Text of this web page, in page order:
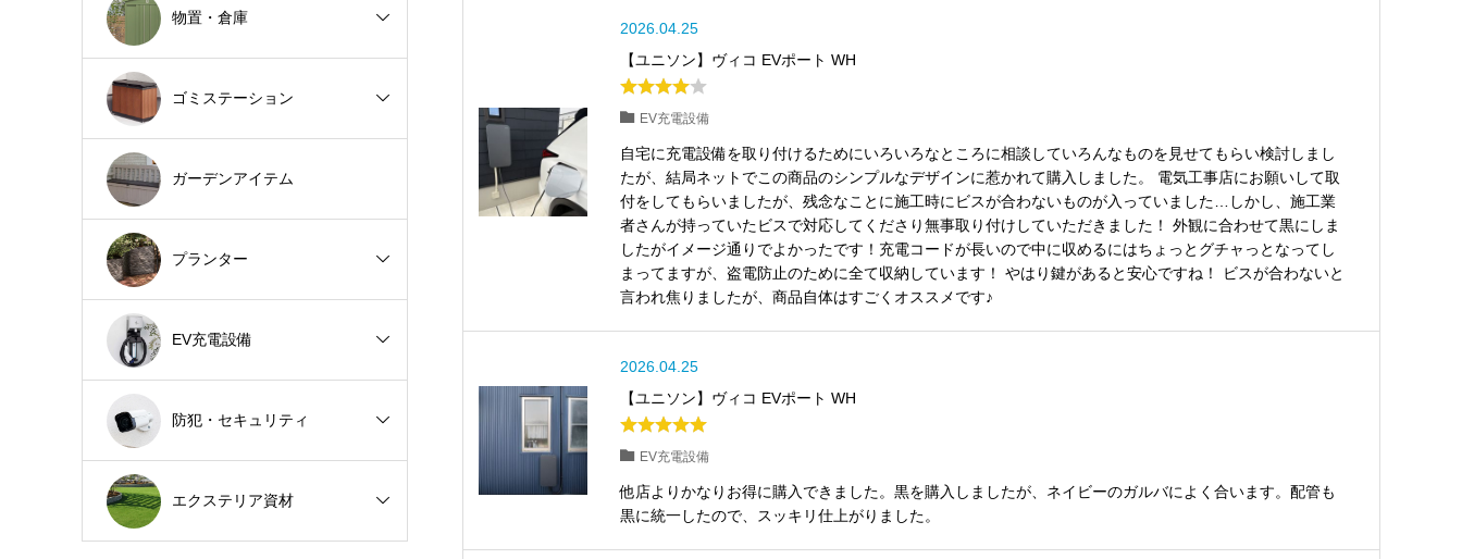
2026.04.25
【ユニソン】ヴィコ EVポート WH
EV充電設備
自宅に充電設備を取り付けるためにいろいろなところに相談していろんなものを見せてもらい検討しまし
たが、結局ネットでこの商品のシンプルなデザインに惹かれて購入しました。 電気工事店にお願いして取
付をしてもらいましたが、残念なことに施工時にビスが合わないものが入っていました…しかし、施工業
者さんが持っていたビスで対応してくださり無事取り付けしていただきました！ 外観に合わせて黒にしま
したがイメージ通りでよかったです！充電コードが長いので中に収めるにはちょっとグチャっとなってし
まってますが、盗電防止のために全て収納しています！ やはり鍵があると安心ですね！ ビスが合わないと
言われ焦りましたが、商品自体はすごくオススメです♪
2026.04.25
【ユニソン】ヴィコ EVポート WH
EV充電設備
他店よりかなりお得に購入できました。黒を購入しましたが、ネイビーのガルバによく合います。配管も
黒に統一したので、スッキリ仕上がりました。
物置・倉庫
ゴミステーション
ガーデンアイテム
プランター
EV充電設備
防犯・セキュリティ
エクステリア資材